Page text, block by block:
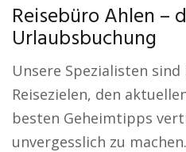
Reisebüro Ahlen –
Urlaubsbuchung
Unsere Spezialisten
Reisezielen, den
besten Geheimtipps
unvergesslich zu